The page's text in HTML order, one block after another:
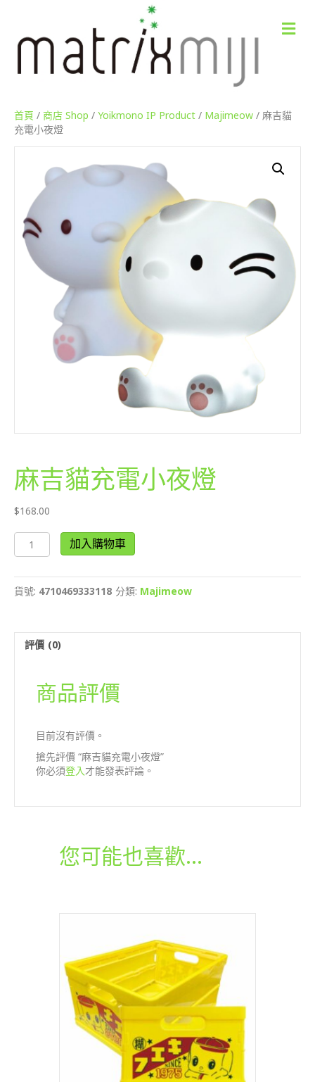
M
e
首頁 / 商店 Shop / Yoikmono IP Product / Majimeow / 麻吉貓
充電小夜燈
麻吉貓充電小夜燈
$168.00
麻
吉
充
電
燈
加入購物車
貨號: 4710469333118 分類: Majimeow
評價 (0)
商品評價
目前沒有評價。
搶先評價 “麻吉貓充電小夜燈”
你必須登入才能發表評論。
您可能也喜歡…